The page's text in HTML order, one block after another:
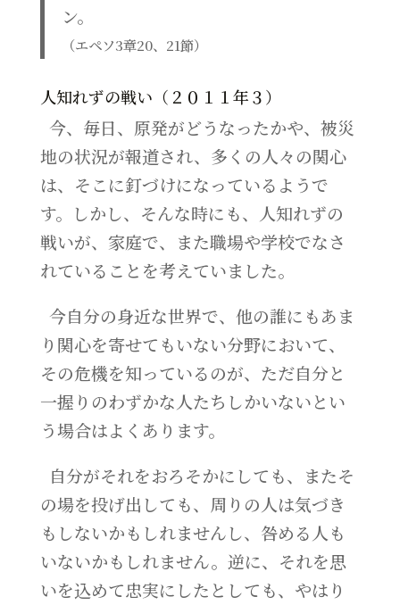
ン。
（エペソ3章20、21節）
人知れずの戦い（２０１１年３）
今、毎日、原発がどうなったかや、被災
地の状況が報道され、多くの人々の関心
は、そこに釘づけになっているようで
す。しかし、そんな時にも、人知れずの
戦いが、家庭で、また職場や学校でなさ
れていることを考えていました。
今自分の身近な世界で、他の誰にもあま
り関心を寄せてもいない分野において、
その危機を知っているのが、ただ自分と
一握りのわずかな人たちしかいないとい
う場合はよくあります。
自分がそれをおろそかにしても、またそ
の場を投げ出しても、周りの人は気づき
もしないかもしれませんし、咎める人も
いないかもしれません。逆に、それを思
いを込めて忠実にしたとしても、やはり